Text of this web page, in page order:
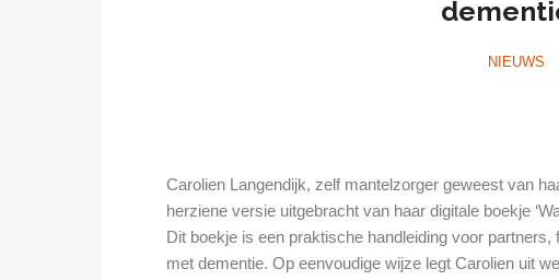
NIEUWS
Carolien Langendijk, zelf mantelzorger geweest van
herziene versie uitgebracht van haar digitale boekje
Dit boekje is een praktische handleiding voor
met dementie. Op eenvoudige wijze legt Carolien uit